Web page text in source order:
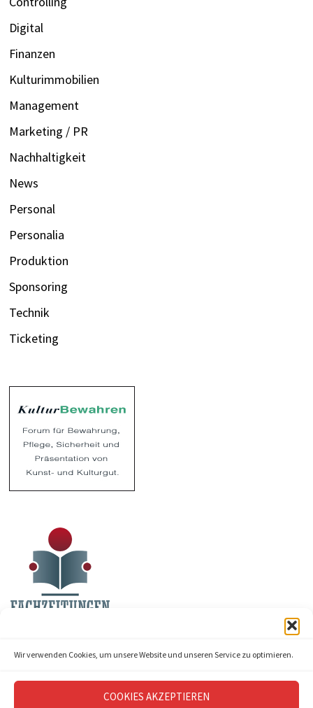
Wir verwenden Cookies, um unsere Website und unseren Service zu optimieren.
COOKIES AKZEPTIEREN
Digital
Finanzen
Kulturimmobilien
Management
Marketing / PR
Nachhaltigkeit
News
Personal
Personalia
Produktion
Sponsoring
Technik
Ticketing